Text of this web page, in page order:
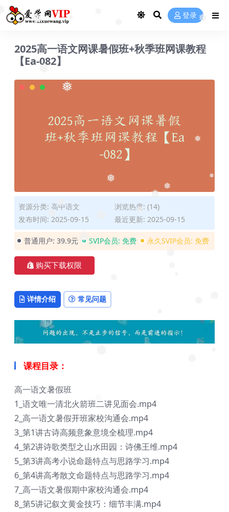
❅
❅
❅
❅
❅
❅
❅
❅
❅
❅
❅ 登录
2025高一语文网课暑假班+秋季班网课教程
【Ea-082】
资源分类: 高中语文
浏览热度: (14)
发布时间: 2025-09-15
最近更新: 2025-09-15
普通用户: 39.9元 SVIP会员: 免费 永久SVIP会员: 免费
购买下载权限
详情介绍 常见问题
课程目录：
高一语文暑假班
1_语文唯一清北火箭班二讲见面会.mp4
2_高一语文暑假开班家校沟通会.mp4
3_第1讲古诗高频意象意境全梳理.mp4
4_第2讲诗歌类型之山水田园：诗佛王维.mp4
5_第3讲高考小说命题特点与思路学习.mp4
6_第4讲高考散文命题特点与思路学习.mp4
7_高一语文暑假期中家校沟通会.mp4
8_第5讲记叙文黄金技巧：细节丰满.mp4